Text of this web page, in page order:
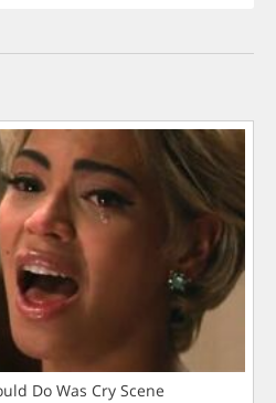
Do Was Cry Scene